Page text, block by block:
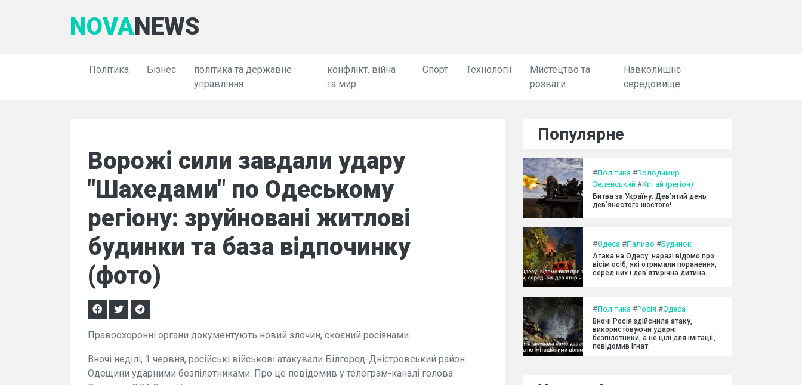
NOVANEWS
Політика Бізнес
політика та державне
управління
конфлікт, війна
та мир
Спорт Технології
Мистецтво та
розваги
Навколишнє
середовище
Ворожі сили завдали удару
"Шахедами" по Одеському
регіону: зруйновані житлові
будинки та база відпочинку
(фото)
Правоохоронні органи документують новий злочин, скоєний росіянами.
Вночі неділі, 1 червня, російські військові атакували Білгород-Дністровський район
Одещини ударними безпілотниками. Про це повідомив у телеграм-каналі голова
Популярне
#Політика #Володимир
Зеленський #Китай (регіон)
Битва за Україну. Дев’ятий день
дев’яностого шостого!
#Одеса #Паливо #Будинок
Атака на Одесу: наразі відомо про
вісім осіб, які отримали поранення,
серед них і дев'ятирічна дитина.
#Політика #Росія #Одеса
Вночі Росія здійснила атаку,
використовуючи ударні
безпілотники, а не цілі для імітації,
повідомив Ігнат.